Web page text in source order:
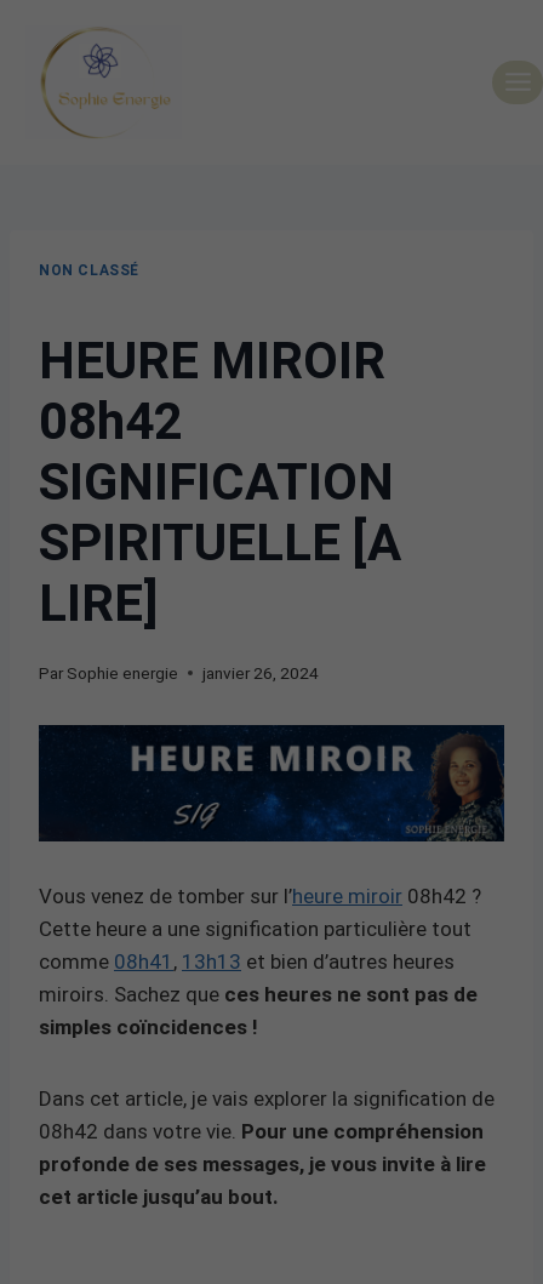
NON CLASSÉ
HEURE MIROIR
08h42
SIGNIFICATION
SPIRITUELLE [A
LIRE]
Par Sophie energie janvier 26, 2024
Vous venez de tomber sur l’heure miroir 08h42 ?
Cette heure a une signification particulière tout
comme 08h41 , 13h13 et bien d’autres heures
miroirs. Sachez que ces heures ne sont pas de
simples coïncidences !
Dans cet article, je vais explorer la signification de
08h42 dans votre vie. Pour une compréhension
profonde de ses messages, je vous invite à lire
cet article jusqu’au bout.